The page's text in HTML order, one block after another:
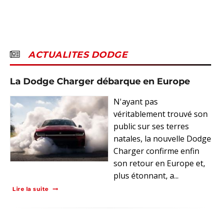
ACTUALITES DODGE
La Dodge Charger débarque en Europe
N'ayant pas
véritablement trouvé son
public sur ses terres
natales, la nouvelle Dodge
Charger confirme enfin
son retour en Europe et,
plus étonnant, a...
Lire la suite